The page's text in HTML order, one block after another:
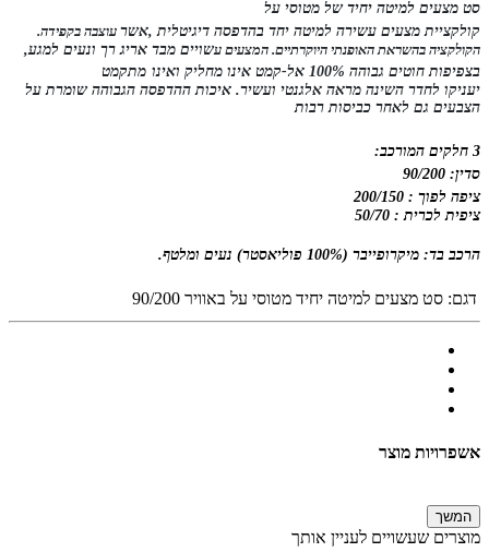
סט מצעים למיטה יחיד של מטוסי על
קולקציית מצעים עשירה למיטה יחד בהדפסה דיגיטלית,אשר עוצבה בקפידה.
הקולקציה בהשראת האופנתי היוקרתיים. המצעים עשויים מבד אריג רך ונעים למגע,
בצפיפות חוטים גבוהה 100% אל-קמט אינו
מחליק ואינו מתקמט
יעניקו לחדר השינה מראה אלגנטי ועשיר. איכות ההדפסה הגבוהה שומרת על
הצבעים גם לאחר כביסות רבות
3 חלקים המורכב:
סדין: 90/200
ציפה לפוך : 200/150
ציפית לכרית : 50/70
הרכב בד: מיקרופייבר (100% פוליאסטר) נעים ומלטף.
דגם: סט מצעים למיטה יחיד מטוסי על באוויר 90/200
אשפרויות מוצר
המשך
מוצרים שעשויים לעניין אותך